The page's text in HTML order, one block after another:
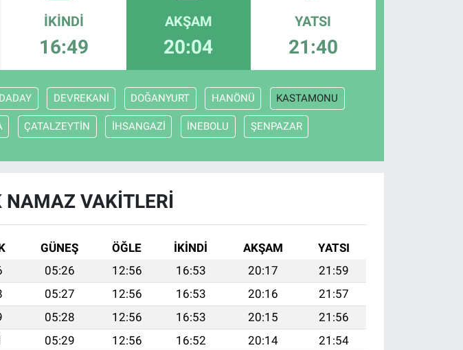
İKINDI
16:49
AKŞAM
20:04
YATSI
21:40
DADAY DEVREKANİ DOĞANYURT HANÖNÜ KASTAMONU
ÇATALZEYTİN İHSANGAZİ İNEBOLU ŞENPAZAR
NAMAZ VAKITLERI
GÜNEŞ ÖĞLE İKINDI AKŞAM
YATSI
05:26 12:56 16:53 20:17
21:59
05:27 12:56 16:53 20:16
21:57
05:28 12:56 16:53 20:15
21:56
05:29 12:56 16:52 20:14
21:54